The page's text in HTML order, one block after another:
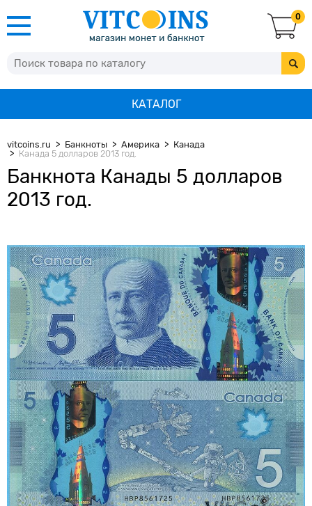
0
КАТАЛОГ
vitcoins.ru Банкноты Америка
Канада
Канада 5 долларов 2013 год.
Банкнота Канады 5 долларов
2013 год.